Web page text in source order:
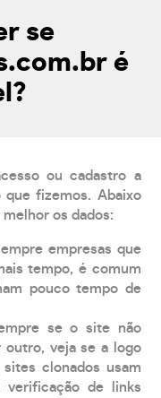
se
é
ou cadastro a
fizemos. Abaixo
os dados:
empresas que
tempo, é comum
pouco tempo de
se o site não
outro, veja se a logo
clonados usam
verificação de links